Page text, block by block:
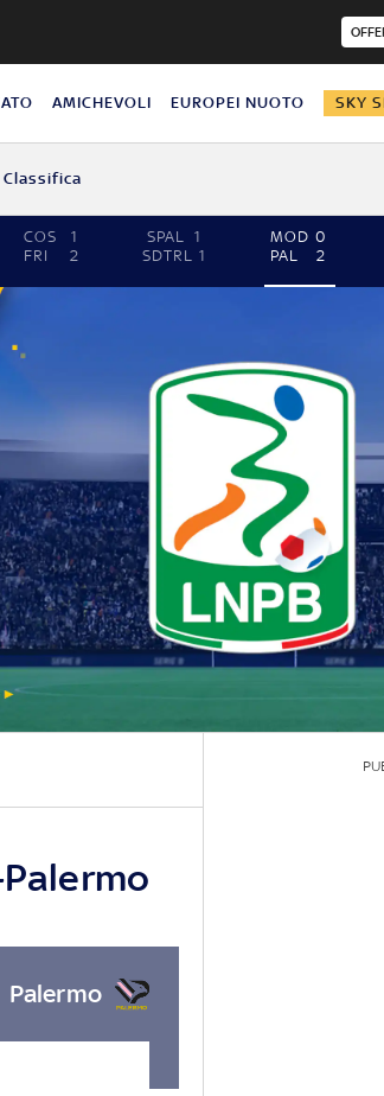
AMICHEVOLI EUROPEI NUOTO SKY
Classifica
COS
1
FRI
2
SPAL
1
SDTRL
1
MOD 0
PAL
2
2
Palermo